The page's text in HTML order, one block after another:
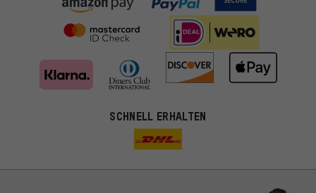
SCHNELL ERHALTEN
Du bekommst, statt zufälliger Werbung, genauer passende
Angebote von uns. Diese Cookies helfen uns, Deine Interessen
besser zu erkennen und Dir relevante Produkte und Tipps zu